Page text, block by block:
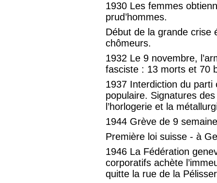
1930 Les femmes
prud’hommes.
Début de la grande crise
chômeurs.
1932 Le 9 novembre,
fasciste : 13 morts et 70
1937 Interdiction du
populaire. Signatures
l’horlogerie et la
1944 Grève de 9
Première loi suisse - à
1946 La Fédération
corporatifs achète
quitte la rue de la